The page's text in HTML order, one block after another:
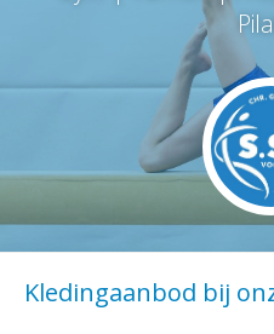
Kledingaanbod bij